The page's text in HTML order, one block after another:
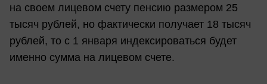
на своем лицевом счету пенсию размером 25
тысяч рублей, но фактически получает 18 тысяч
рублей, то с 1 января индексироваться будет
именно сумма на лицевом счете.